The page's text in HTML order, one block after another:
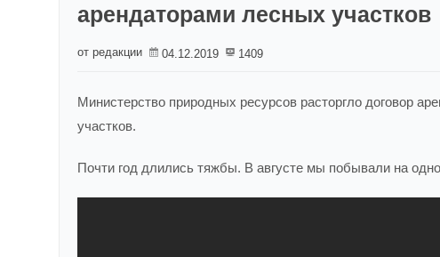
арендаторами лесных участков
от редакции 04.12.2019 1409
Министерство природных ресурсов расторгло договор
участков.
Почти год длились тяжбы. В августе мы побывали на